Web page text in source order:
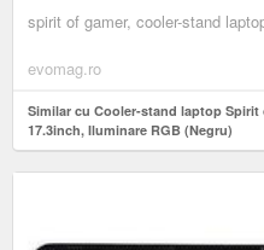
spirit of gamer, cooler-stand
evomag.ro
Similar cu Cooler-stand laptop Spirit
17.3inch, Iluminare RGB (Negru)